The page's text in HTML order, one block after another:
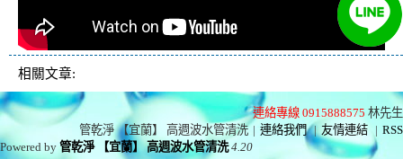
相關文章:
連絡專線 0915888575 林先生
管乾淨 【宜蘭】 高週波水管清洗 | 連絡我們 | 友情連結 | RSS
Powered by管乾淨 【宜蘭】 高週波水管清洗 4.20